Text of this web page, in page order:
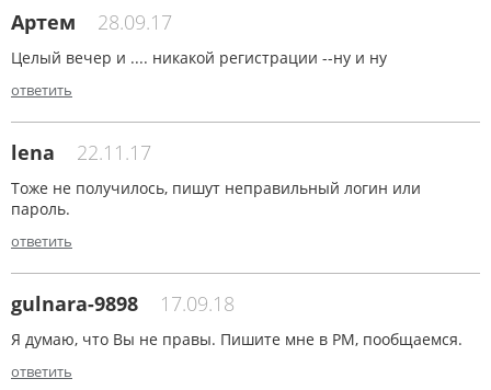
Артем 28.09.17
Целый вечер и .... никакой регистрации --ну и ну
ответить
lena 22.11.17
Тоже не получилось, пишут неправильный логин или
пароль.
ответить
gulnara-9898 17.09.18
Я думаю, что Вы не правы. Пишите мне в PM, пообщаемся.
ответить